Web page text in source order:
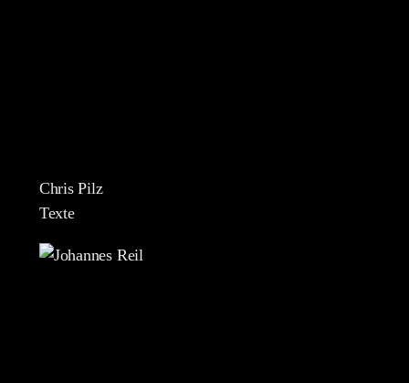
Chris Pilz
Texte